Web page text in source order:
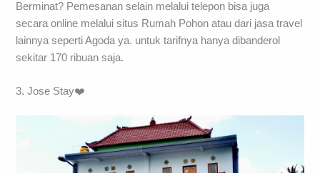
Berminat? Pemesanan selain melalui telepon bisa juga
secara online melalui situs Rumah Pohon atau dari jasa travel
lainnya seperti Agoda ya. untuk tarifnya hanya dibanderol
sekitar 170 ribuan saja.
3. Jose Stay❤️